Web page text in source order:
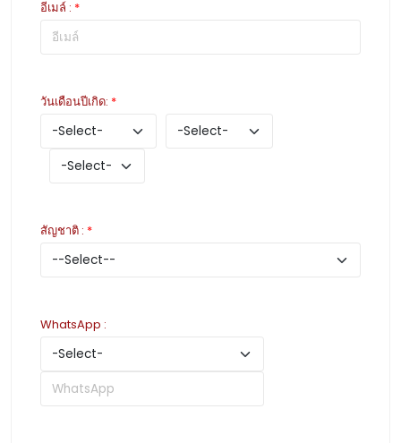
อีเมล์ : *
วันเดือนปีเกิด: *
สัญชาติ : *
WhatsApp :